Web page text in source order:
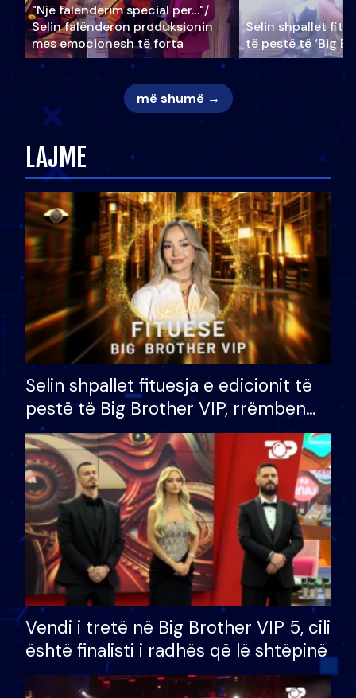
"Një falenderim special për…"/
Selin falënderon produksionin
mes emocionesh të forta
Selin shpallet
të pestë të ‘Big
më shumë →
LAJME
Selin shpallet fituesja e edicionit të
pestë të Big Brother VIP, rrëmben
çmimin e madh prej 100 mijë eurosh
Vendi i tretë në Big Brother VIP 5, cili
është finalisti i radhës që lë shtëpinë